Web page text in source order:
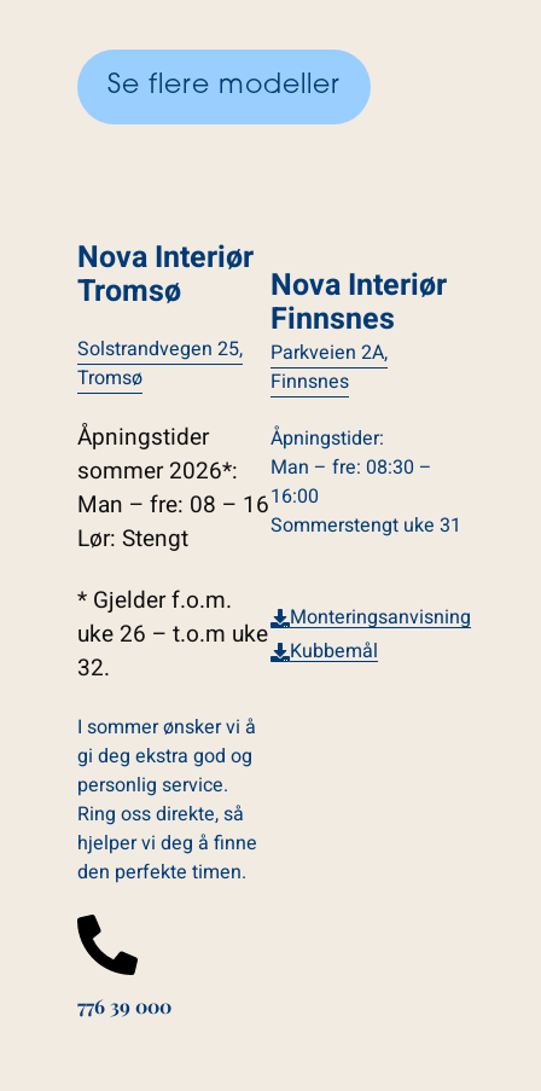
Se flere modeller
Nova Interiør
Tromsø
Solstrandvegen 25,
Tromsø
Åpningstider
sommer 2026*:
Man – fre: 08 – 16
Lør: Stengt
* Gjelder f.o.m.
uke 26 – t.o.m uke
32.
I sommer ønsker vi å
gi deg ekstra god og
personlig service.
Ring oss direkte, så
hjelper vi deg å finne
den perfekte timen.
776 39 000
Nova Interiør
Finnsnes
Parkveien 2A,
Finnsnes
Åpningstider:
Man – fre: 08:30 –
16:00
Sommerstengt uke 31
Monteringsanvisning
Kubbemål